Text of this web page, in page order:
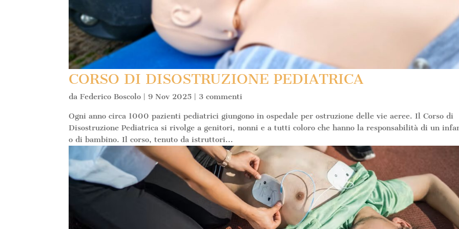
CORSO DI DISOSTRUZIONE PEDIATRICA
daFederico Boscolo |9 Nov 2025 | 3 commenti
Ogni anno circa 1000 pazienti pediatrici giungono in ospedale per ostruzione delle vie aeree. Il Corso di
Disostruzione Pediatrica si rivolge a genitori, nonni e a tutti coloro che hanno la responsabilità di un
o di bambino. Il corso, tenuto da istruttori...